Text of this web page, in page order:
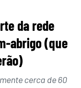
da rede
abrigo (que
cerca de 60